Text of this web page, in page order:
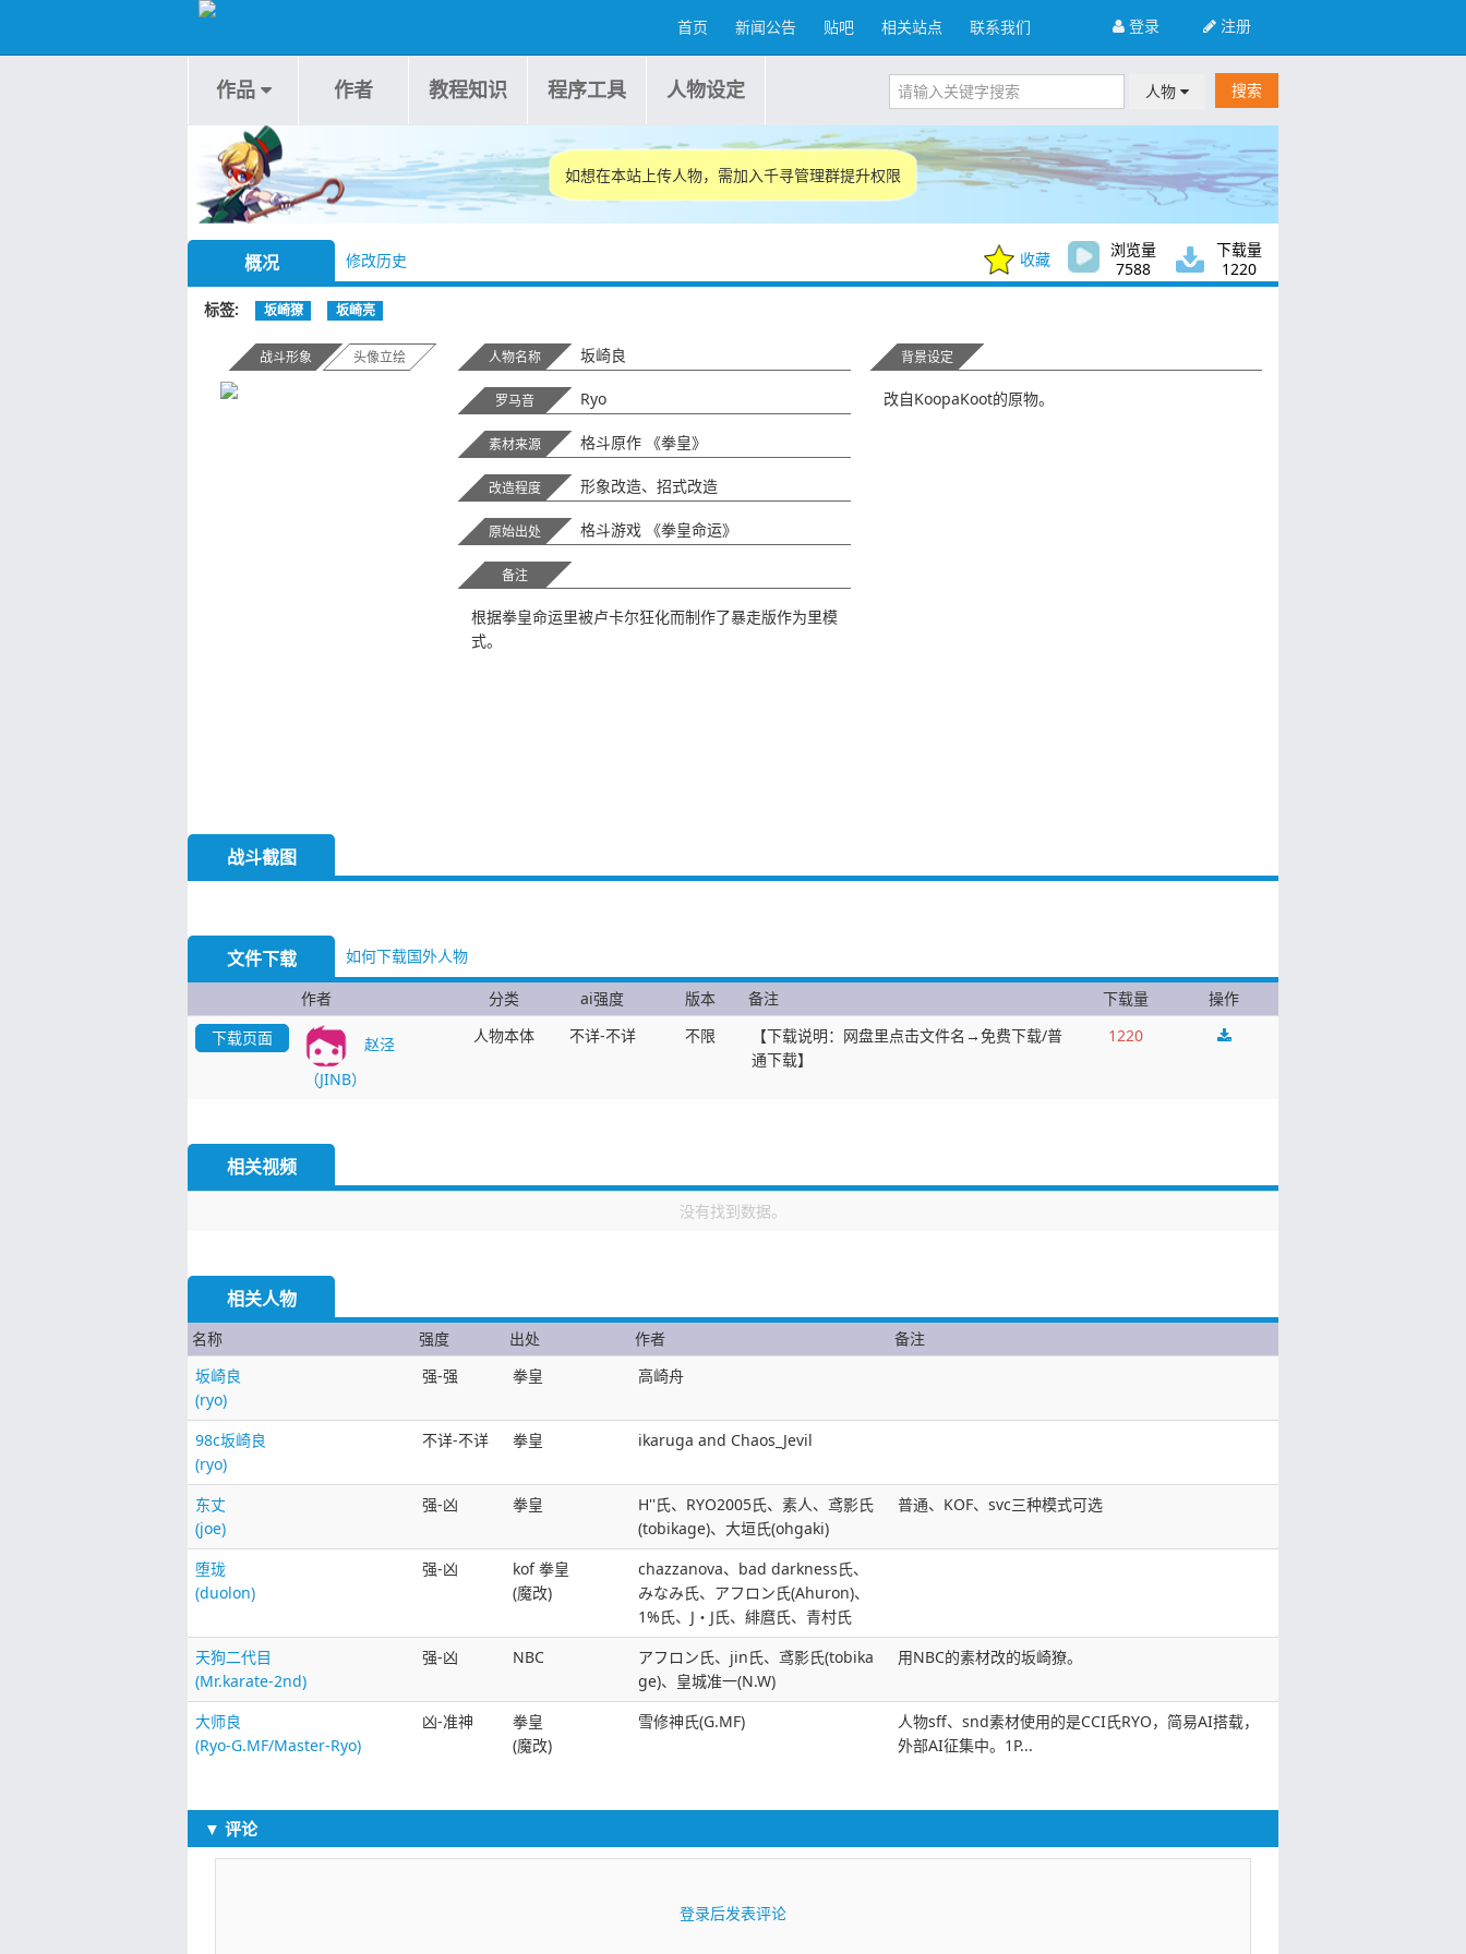
注册
登录
首页 新闻公告 贴吧 相关站点 联系我们
作品 作者 教程知识 程序工具 人物设定 人物 搜索
如想在本站上传人物，需加入千寻管理群提升权限
概况 修改历史 收藏
浏览量
7588
下载量
1220
标签
坂崎獠 坂崎亮
战斗形象 头像立绘 人物名称 坂崎良
罗马音 Ryo
素材来源 格斗原作 《拳皇》
改造程度 形象改造、招式改造
原始出处 格斗游戏 《拳皇命运》
备注
根据拳皇命运里被卢卡尔狂化而制作了暴走版作为里模
式。
背景设定
改自KoopaKoot的原物。
战斗截图
文件下载 如何下载国外人物
作者 分类 ai强度 版本 备注 下载量
操作
下载页面
赵泾
（JINB）
人物本体 不详-不详 不限
【下载说明：网盘里点击文件名→免费下载/普
通下载】
1220
相关视频
没有找到数据。
相关人物
名称 强度 出处 作者
备注
坂崎良
(ryo)
强-强 拳皇 高崎舟
98c坂崎良
(ryo)
不详-不详 拳皇 ikaruga and Chaos_Jevil
东丈
(joe)
强-凶 拳皇
H''氏、RYO2005氏、素人、鸢影氏
(tobikage)、大垣氏(ohgaki)
普通、KOF、svc三种模式可选
堕珑
(duolon)
强-凶
kof 拳皇
(魔改)
chazzanova、bad darkness氏、
みなみ氏、アフロン氏(Ahuron)、
1%氏、J・J氏、緋麿氏、青村氏
天狗二代目
(Mr.karate-2nd)
强-凶 NBC
アフロン氏、jin氏、鸢影氏(tobika
ge)、皇城准一(N.W)
用NBC的素材改的坂崎獠。
大师良
(Ryo-G.MF/Master-Ryo)
凶-准神
拳皇
(魔改)
雪修神氏(G.MF)
人物sff、snd素材使用的是CCI氏RYO，简易AI搭载，
外部AI征集中。1P...
▼ 评论
登录后发表评论